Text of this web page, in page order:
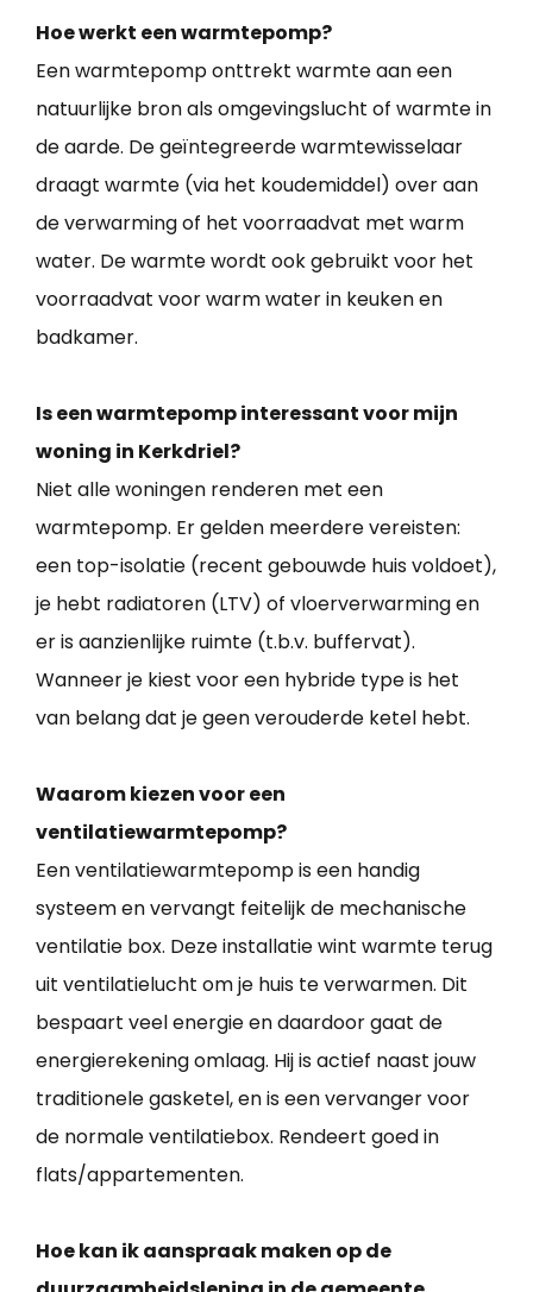
Hoe werkt een warmtepomp?
Een warmtepomp onttrekt warmte aan een
natuurlijke bron als omgevingslucht of warmte in
de aarde. De geïntegreerde warmtewisselaar
draagt warmte (via het koudemiddel) over aan
de verwarming of het voorraadvat met warm
water. De warmte wordt ook gebruikt voor het
voorraadvat voor warm water in keuken en
badkamer.
Is een warmtepomp interessant voor mijn
woning in Kerkdriel?
Niet alle woningen renderen met een
warmtepomp. Er gelden meerdere vereisten:
een top-isolatie (recent gebouwde huis voldoet),
je hebt radiatoren (LTV) of vloerverwarming en
er is aanzienlijke ruimte (t.b.v. buffervat).
Wanneer je kiest voor een hybride type is het
van belang dat je geen verouderde ketel hebt.
Waarom kiezen voor een
ventilatiewarmtepomp?
Een ventilatiewarmtepomp is een handig
systeem en vervangt feitelijk de mechanische
ventilatie box. Deze installatie wint warmte terug
uit ventilatielucht om je huis te verwarmen. Dit
bespaart veel energie en daardoor gaat de
energierekening omlaag. Hij is actief naast jouw
traditionele gasketel, en is een vervanger voor
de normale ventilatiebox. Rendeert goed in
flats/appartementen.
Hoe kan ik aanspraak maken op de